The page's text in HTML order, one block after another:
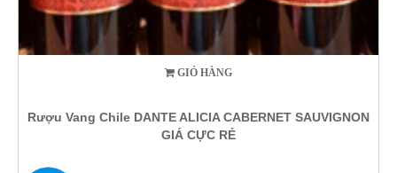
GIỎ HÀNG
Rượu Vang Chile DANTE ALICIA CABERNET SAUVIGNON
GIÁ CỰC RẺ